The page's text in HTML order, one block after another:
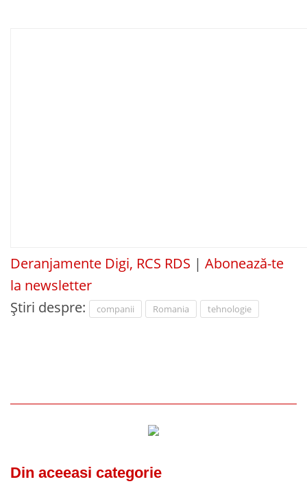
Deranjamente Digi, RCS RDS | Abonează-te
la newsletter
Știri despre:
companii Romania tehnologie
Din aceeasi categorie